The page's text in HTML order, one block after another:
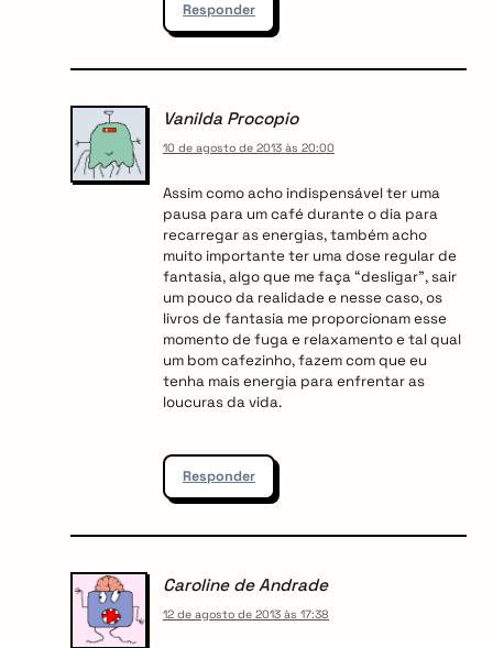
Responder
Vanilda Procopio
10 de agosto de 2013 às 20:00
Assim como acho indispensável ter uma
pausa para um café durante o dia para
recarregar as energias, também acho
muito importante ter uma dose regular de
fantasia, algo que me faça “desligar”, sair
um pouco da realidade e nesse caso, os
livros de fantasia me proporcionam esse
momento de fuga e relaxamento e tal qual
um bom cafezinho, fazem com que eu
tenha mais energia para enfrentar as
loucuras da vida.
Responder
Caroline de Andrade
12 de agosto de 2013 às 17:38